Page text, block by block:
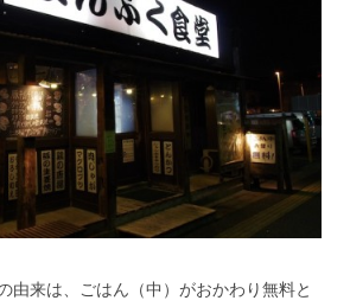
由来は、ごはん（中）がおかわり無料と